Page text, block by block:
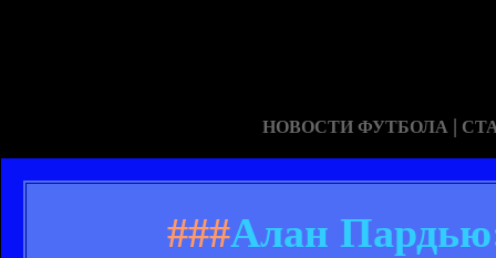
НОВОСТИ ФУТБОЛА |
###Алан